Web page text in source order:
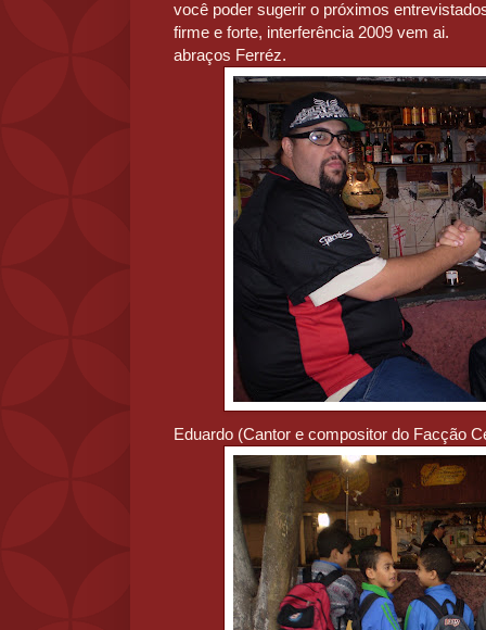
você poder sugerir o próximos
firme e forte, interferência 2009 vem ai.
abraços Ferréz.
Eduardo (Cantor e compositor do Facção